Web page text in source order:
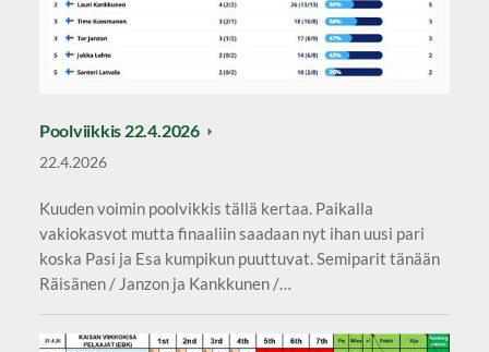
Poolviikkis 22.4.2026
22.4.2026
Kuuden voimin poolvikkis tällä kertaa. Paikalla
vakiokasvot mutta finaaliin saadaan nyt ihan uusi pari
koska Pasi ja Esa kumpikun puuttuvat. Semiparit tänään
Räisänen / Janzon ja Kankkunen /…